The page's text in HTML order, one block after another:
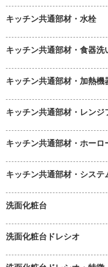
キッチン共通部材・水栓
キッチン共通部材・食器洗
キッチン共通部材・加熱機
キッチン共通部材・レンジ
キッチン共通部材・ホー
キッチン共通部材・システ
洗面化粧台
洗面化粧台ドレシオ